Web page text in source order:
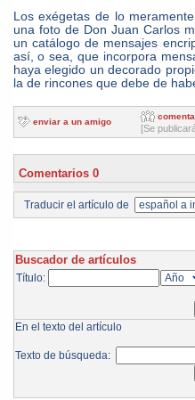
Los exégetas de lo
una foto de Don Juan Carlos
un catálogo de mensajes
así, o sea, que incorpora
haya elegido un decorado
la de rincones que debe de
enviar a un amigo
[Se
Comentarios 0
Traducir el artículo de
Buscador de artículos
Título:
En el texto del artículo
Texto de búsqueda: